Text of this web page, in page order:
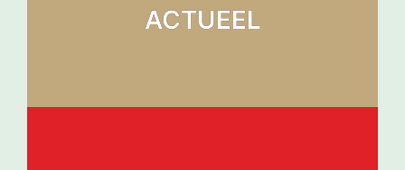
ACTUEEL